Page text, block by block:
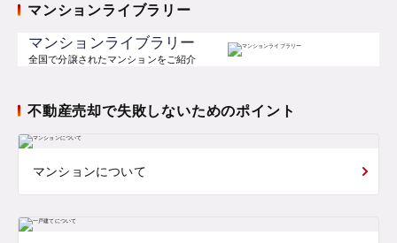
マンションライブラリー
マンションライブラリー
全国で分譲されたマンションをご紹介
不動産売却で失敗しないためのポイント
マンションについて